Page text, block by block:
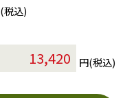
(税込)
円(税込)